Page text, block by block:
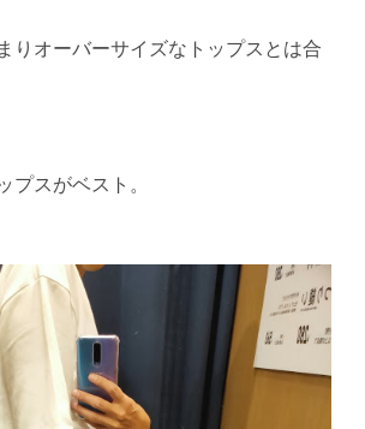
りオーバーサイズなトップスとは合
プスがベスト。